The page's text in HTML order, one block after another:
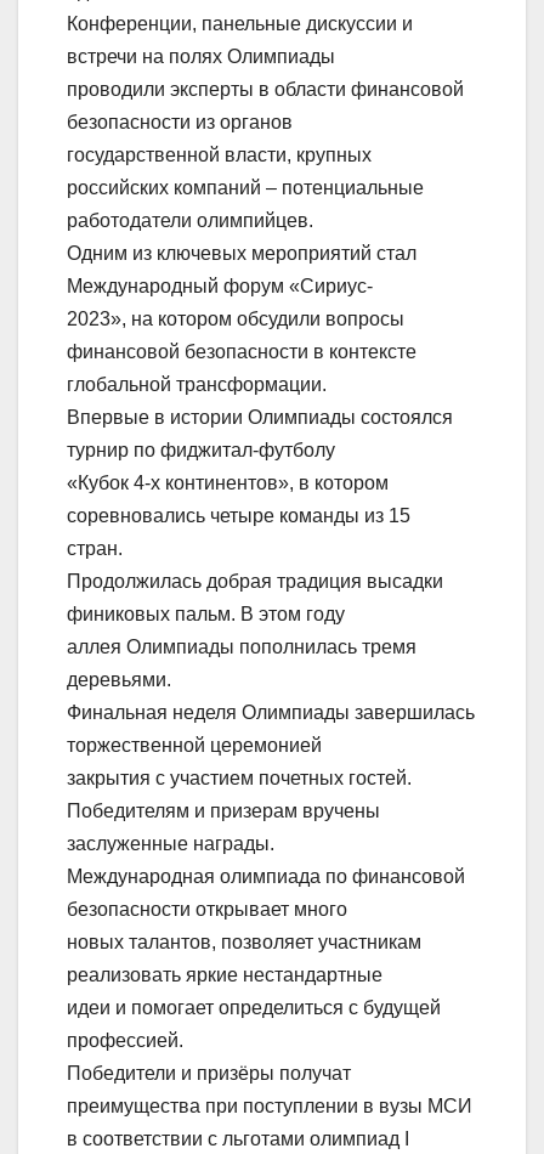
Конференции, панельные дискуссии и
встречи на полях Олимпиады
проводили эксперты в области финансовой
безопасности из органов
государственной власти, крупных
российских компаний – потенциальные
работодатели олимпийцев.
Одним из ключевых мероприятий стал
Международный форум «Сириус-
2023», на котором обсудили вопросы
финансовой безопасности в контексте
глобальной трансформации.
Впервые в истории Олимпиады состоялся
турнир по фиджитал-футболу
«Кубок 4-х континентов», в котором
соревновались четыре команды из 15
стран.
Продолжилась добрая традиция высадки
финиковых пальм. В этом году
аллея Олимпиады пополнилась тремя
деревьями.
Финальная неделя Олимпиады завершилась
торжественной церемонией
закрытия с участием почетных гостей.
Победителям и призерам вручены
заслуженные награды.
Международная олимпиада по финансовой
безопасности открывает много
новых талантов, позволяет участникам
реализовать яркие нестандартные
идеи и помогает определиться с будущей
профессией.
Победители и призёры получат
преимущества при поступлении в вузы МСИ
в соответствии с льготами олимпиад I